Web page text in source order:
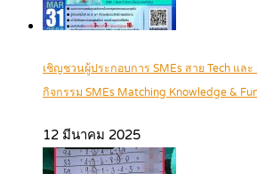
เชิญชวนผู้ประกอบการ SMEs สาย Tech และ
กิจกรรม SMEs Matching Knowledge &
12 มีนาคม 2025